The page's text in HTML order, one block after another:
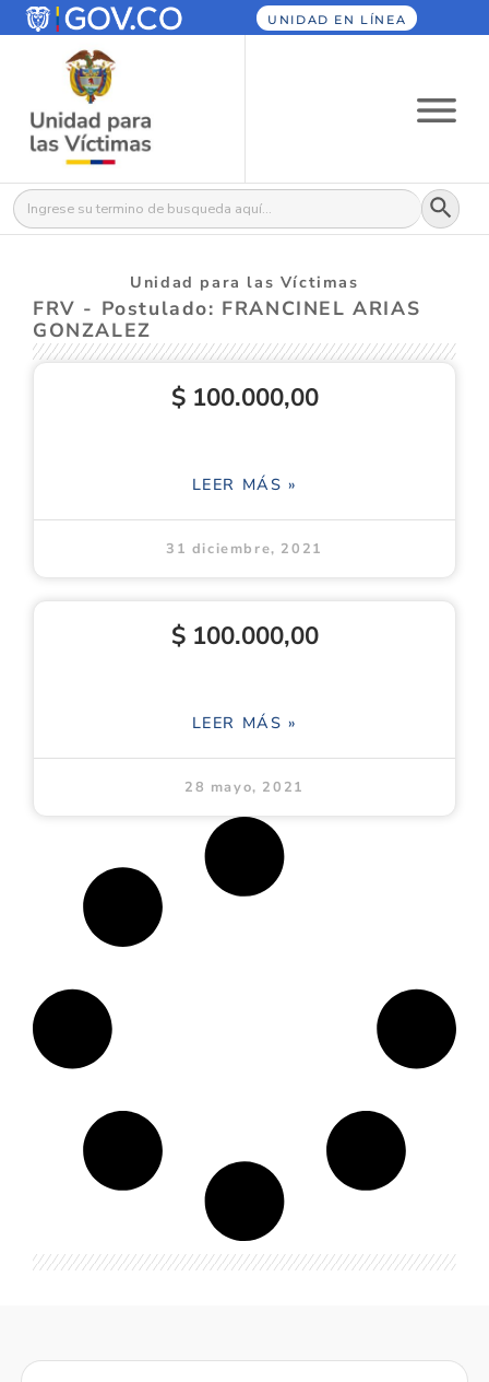
UNIDAD EN LÍNEA
Buscar: Botón
Unidad para las Víctimas
FRV - Postulado: FRANCINEL ARIAS
GONZALEZ
$ 100.000,00
LEER MÁS »
31 diciembre, 2021
$ 100.000,00
LEER MÁS »
28 mayo, 2021